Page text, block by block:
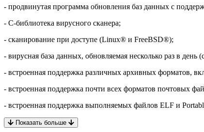
- продвинутая программа обновления баз данных с
- C-библиотека вирусного сканера;
- сканирование при доступе (Linux® и FreeBSD®);
- вирусная база данных, обновляемая несколько раз в
- встроенная поддержка различных архивных форматов,
- встроенная поддержка почти всех форматов почтовых
- встроенная поддержка выполняемых файлов ELF и
Показать больше